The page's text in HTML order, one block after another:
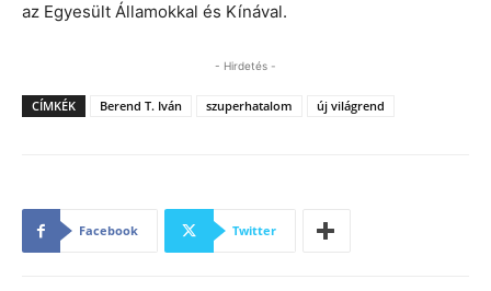
az Egyesült Államokkal és Kínával.
- Hirdetés -
CÍMKÉK Berend T. Iván szuperhatalom új világrend
Facebook Twitter